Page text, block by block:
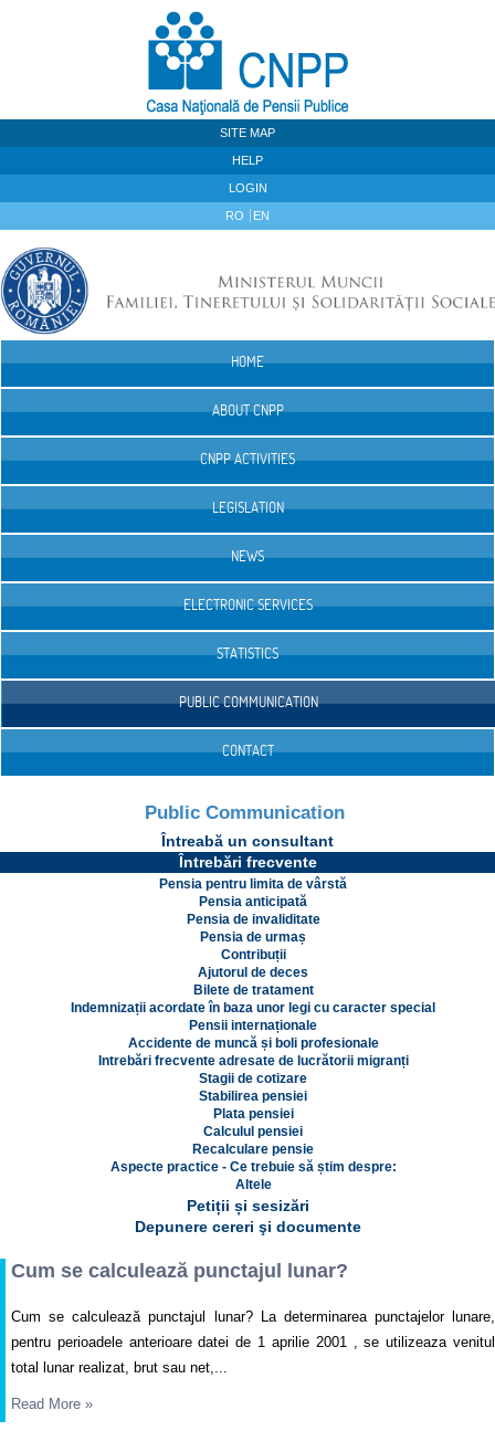
SITE MAP
HELP
LOGIN
RO EN
HOME
ABOUT CNPP
CNPP ACTIVITIES
LEGISLATION
NEWS
ELECTRONIC SERVICES
STATISTICS
PUBLIC COMMUNICATION
CONTACT
Public Communication
Întreabă un consultant
Întrebări frecvente
Pensia pentru limita de vârstă
Pensia anticipată
Pensia de invaliditate
Pensia de urmaș
Contribuții
Ajutorul de deces
Bilete de tratament
Indemnizații acordate în baza unor legi cu caracter special
Pensii internaționale
Accidente de muncă și boli profesionale
Intrebări frecvente adresate de lucrătorii migranți
Stagii de cotizare
Stabilirea pensiei
Plata pensiei
Calculul pensiei
Recalculare pensie
Aspecte practice - Ce trebuie să știm despre:
Altele
Petiții și sesizări
Depunere cereri şi documente
Cum se calculează punctajul lunar?
Cum se calculează punctajul lunar? La determinarea punctajelor lunare,
pentru perioadele anterioare datei de 1 aprilie 2001 , se utilizeaza venitul
total lunar realizat, brut sau net,...
Read More »